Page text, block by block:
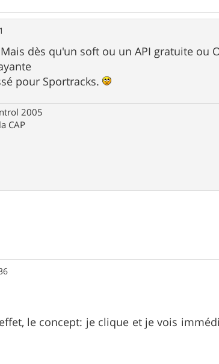
dès qu'un soft ou un API gratuite ou
pour Sportracks.
2005
CAP
le concept: je clique et je vois